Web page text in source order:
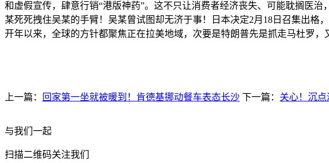
和虚假宣传，肆意行销“港版神药”。这不只让消费者经济丧失、可能耽搁医
某死死拽住吴某的手臂！吴某曾试图却无济于事！日本决定2月18日召集出
开年以来，全球的方针都聚焦正在拉美地域，次要是特朗普先是抓走马杜罗
上一篇： 回家第一坐就被暖到！肯德基挪动餐车表态长沙 下一篇： 关心！沉
与我们一起
扫描二维码关注我们